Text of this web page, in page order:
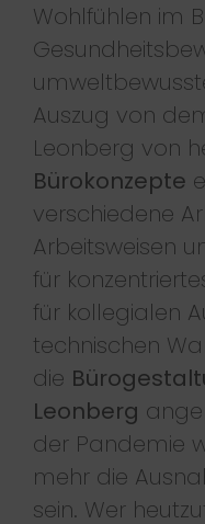
Wohlfühlen im
Auszug von
Leonberg von
Bürokonzepte
verschiedene
Arbeitsweisen
für
für kollegialen
technischen
die
Leonberg
der Pandemie
mehr die
sein. Wer